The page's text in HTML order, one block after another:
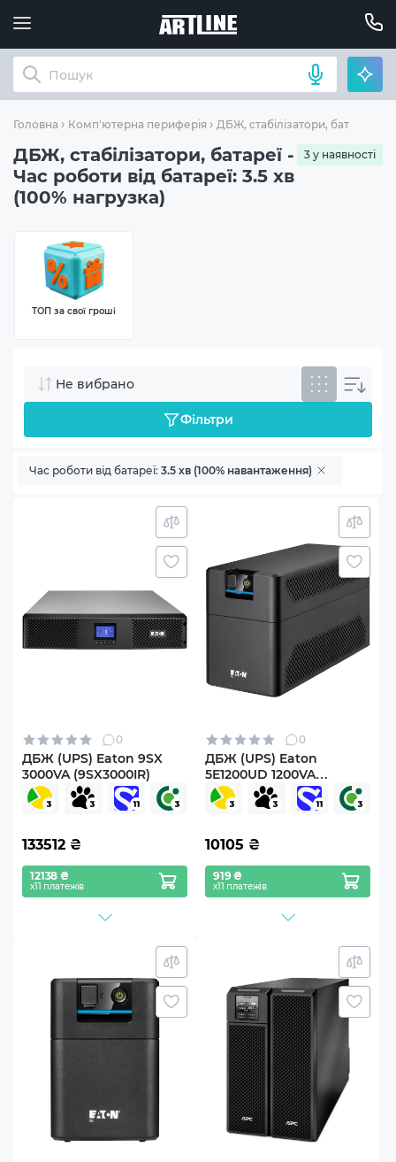
Головна Комп'ютерна периферія ДБЖ, стабілізатори, батареї
ДБЖ, стабілізатори, батареї -
Час роботи від батареї: 3.5 хв
(100% нагрузка)
3 у наявності
ТОП за свої гроші
Не вибрано
Фільтри
Час роботи від батареї: 3.5 хв (100% навантаження)
0
ДБЖ (UPS) Eaton 9SX
3000VA (9SX3000IR)
133512 ₴
12138 ₴
х11 платежів
0
ДБЖ (UPS) Eaton
5E1200UD 1200VA
(5E1200UD)
10105 ₴
919 ₴
х11 платежів